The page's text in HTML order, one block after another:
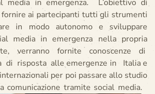
media in emergenza. L’obiettivo di
ai partecipanti tutti gli strumenti
in modo autonomo e sviluppare
media in emergenza nella propria
verranno fornite conoscenze di
di risposta alle emergenze in Italia e
per poi passare allo studio
comunicazione tramite social media.